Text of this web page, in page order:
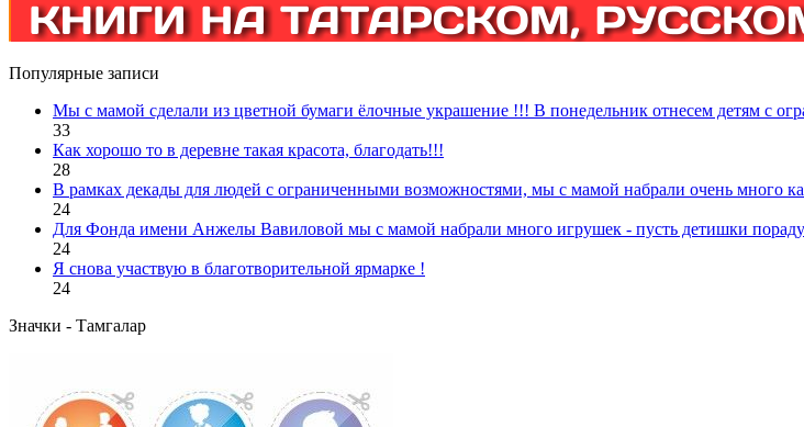
Популярные записи
Мы с мамой сделали из цветной бумаги ёлочные украшение !!! В понедельник отнесем детям с
33
Как хорошо то в деревне такая красота, благодать!!!
28
В рамках декады для людей с ограниченными возможностями, мы с мамой набрали очень много
24
Для Фонда имени Анжелы Вавиловой мы с мамой набрали много игрушек - пусть детишки
24
Я снова участвую в благотворительной ярмарке !
24
Значки - Тамгалар